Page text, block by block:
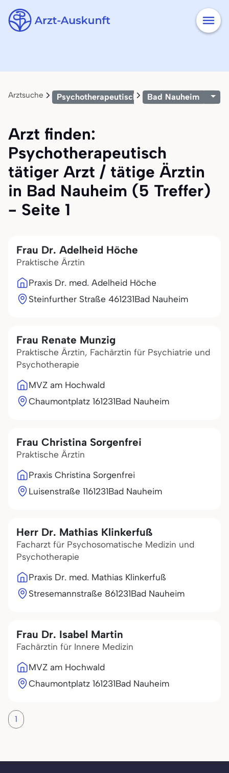
Arztsuche Psychotherapeutisch tätiger Arzt / tätige
Bad Nauheim
Arzt finden:
Psychotherapeutisch
tätiger Arzt / tätige Ärztin
in Bad Nauheim (5 Treffer)
- Seite 1
Frau Dr. Adelheid Höche
Praktische Ärztin
Praxis Dr. med. Adelheid Höche
Steinfurther Straße 461231Bad Nauheim
Frau Renate Munzig
Praktische Ärztin, Fachärztin für Psychiatrie und
Psychotherapie
MVZ am Hochwald
Chaumontplatz 161231Bad Nauheim
Frau Christina Sorgenfrei
Praktische Ärztin
Praxis Christina Sorgenfrei
Luisenstraße 1161231Bad Nauheim
Herr Dr. Mathias Klinkerfuß
Facharzt für Psychosomatische Medizin und
Psychotherapie
Praxis Dr. med. Mathias Klinkerfuß
Stresemannstraße 861231Bad Nauheim
Frau Dr. Isabel Martin
Fachärztin für Innere Medizin
MVZ am Hochwald
Chaumontplatz 161231Bad Nauheim
1